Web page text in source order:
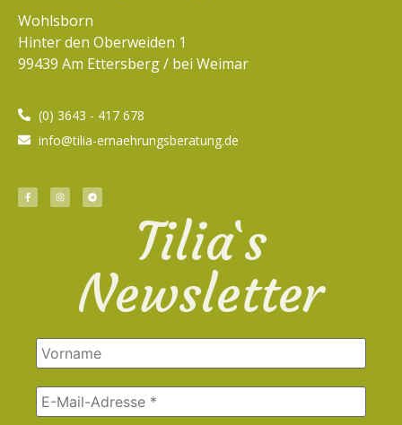
Wohlsborn
Hinter den Oberweiden 1
99439 Am Ettersberg / bei Weimar
(0) 3643 - 417 678
info@tilia-ernaehrungsberatung.de
Tilia`s
Newsletter